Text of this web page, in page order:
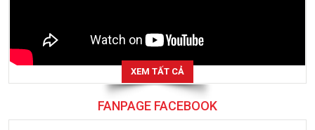
XEM TẤT CẢ
FANPAGE FACEBOOK